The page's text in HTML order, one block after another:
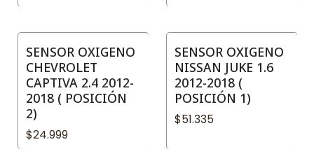
SENSOR OXIGENO
CHEVROLET
CAPTIVA 2.4 2012-
2018 ( POSICIÓN
2)
$24.999
SENSOR OXIGENO
NISSAN JUKE 1.6
2012-2018 (
POSICIÓN 1)
$51.335